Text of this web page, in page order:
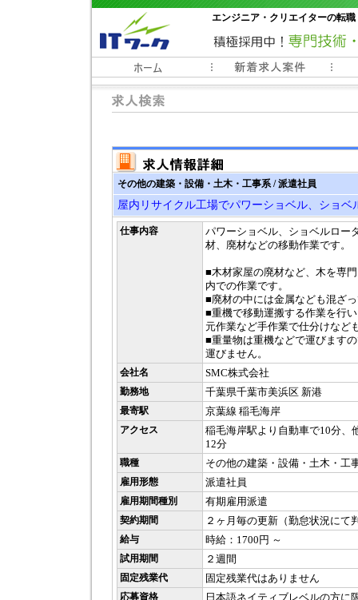
エンジニア・クリエイターの転
常時3000件以上の求人情報掲載中
その他の建築・設備・土木・工事系 / 派遣社員
屋内リサイクル工場でパワーショベル、ショ
仕事内容
パワーショベル、ショベルロー
材、廃材などの移動作業です。
■木材家屋の廃材など、木を専
内での作業です。
■廃材の中には金属なども混ざ
■重機で移動運搬する作業を行
元作業など手作業で仕分けなど
■重量物は重機などで運びます
運びません。
会社名 SMC株式会社
勤務地 千葉県千葉市美浜区 新港
最寄駅 京葉線 稲毛海岸
アクセス
稲毛海岸駅より自動車で10分、
12分
職種 その他の建築・設備・土木・工
雇用形態 派遣社員
雇用期間種別 有期雇用派遣
契約期間 ２ヶ月毎の更新（勤怠状況にて
給与 時給：1700円 ～
試用期間 ２週間
固定残業代 固定残業代はありません
応募資格 日本語ネイティブレベルの方に